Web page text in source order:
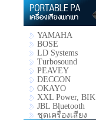
YAMAHA
BOSE
LD Systems
Turbosound
PEAVEY
DECCON
OKAYO
XXL Power, BIK
JBL Bluetooth
ชุดเครื่องเสียง